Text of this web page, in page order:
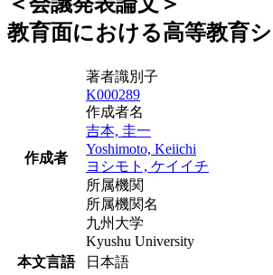
教育面における高等教育
作成者
著者識別子
K000289
作成者名
吉本, 圭一
Yoshimoto, Keiichi
ヨシモト, ケイイチ
所属機関
所属機関名
九州大学
Kyushu University
本文言語
日本語